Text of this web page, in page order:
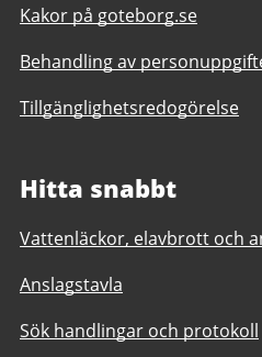
Kakor på goteborg.se
Behandling av
Tillgänglighetsredogörelse
Hitta snabbt
Vattenläckor, elavbrott och
Anslagstavla
Sök handlingar och protokoll